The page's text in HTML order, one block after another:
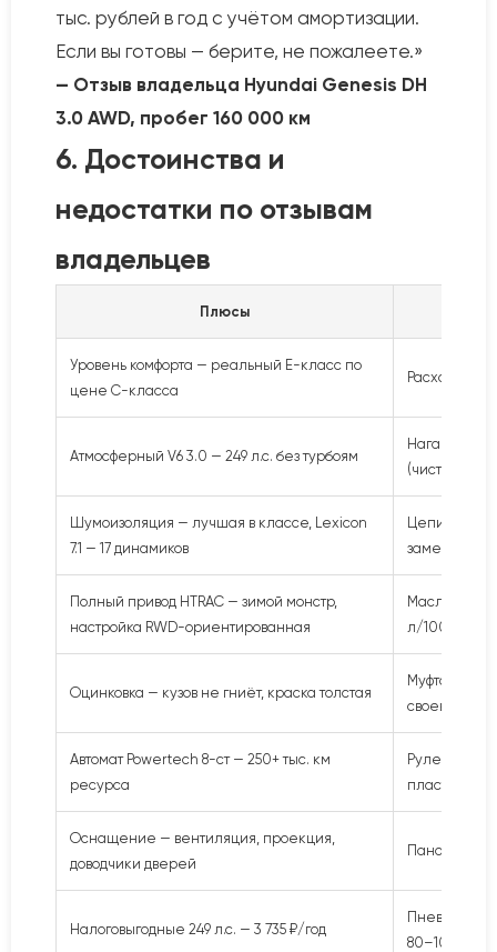
тыс. рублей в год с учётом амортизации.
Если вы готовы — берите, не пожалеете.»
— Отзыв владельца Hyundai Genesis DH
3.0 AWD, пробег 160 000 км
6. Достоинства и
недостатки по отзывам
владельцев
Плюсы
Уровень комфорта — реальный E-класс по
цене C-класса
Расход —
Атмосферный V6 3.0 — 249 л.с. без турбоям
Нагар на
(чистка 40+
Шумоизоляция — лучшая в классе, Lexicon
7.1 — 17 динамиков
Цепи ГРМ —
замена
Полный привод HTRAC — зимой монстр,
настройка RWD-ориентированная
Масложор
л/1000 км
Оцинковка — кузов не гниёт, краска толстая
Муфта
Автомат Powertech 8-ст — 250+ тыс. км
ресурса
Рулевая
пластиковая
Оснащение — вентиляция, проекция,
доводчики дверей
Панорама —
Налоговыгодные 249 л.с. — 3 735 ₽/год
80–100 тыс.